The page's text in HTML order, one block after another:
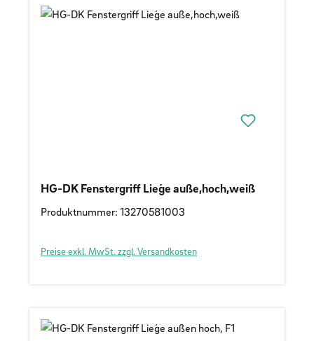
HG-DK Fenstergriff Lieǵe auße,hoch,weiß
Produktnummer: 13270581003
Preise exkl. MwSt. zzgl. Versandkosten